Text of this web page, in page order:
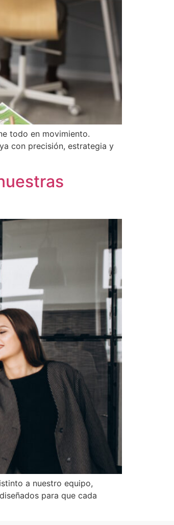
todo en movimiento.
con precisión, estrategia y
a nuestro equipo,
para que cada